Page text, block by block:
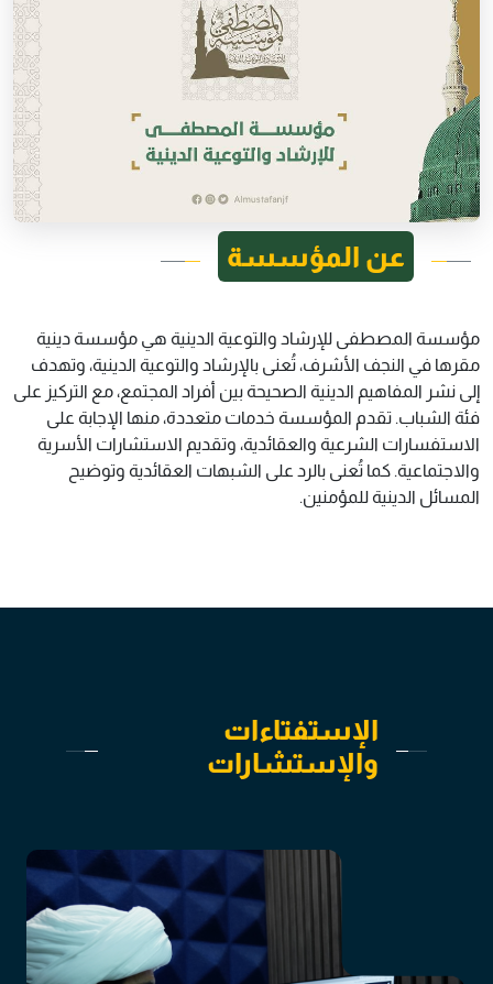
عن المؤسسة
مؤسسة المصطفى للإرشاد والتوعية الدينية هي مؤسسة دينية
مقرها في النجف الأشرف، تُعنى بالإرشاد والتوعية الدينية، وتهدف
إلى نشر المفاهيم الدينية الصحيحة بين أفراد المجتمع، مع التركيز على
فئة الشباب. تقدم المؤسسة خدمات متعددة، منها الإجابة على
الاستفسارات الشرعية والعقائدية، وتقديم الاستشارات الأسرية
والاجتماعية. كما تُعنى بالرد على الشبهات العقائدية وتوضيح
المسائل الدينية للمؤمنين.
الإستفتاءات
والإستشارات